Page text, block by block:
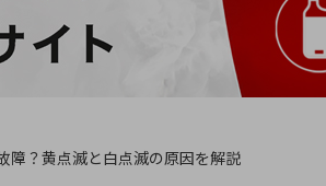
障？黄点滅と白点滅の原因を解説